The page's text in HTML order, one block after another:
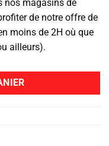
nos magasins de
de notre offre de
moins de 2H où que
ailleurs).